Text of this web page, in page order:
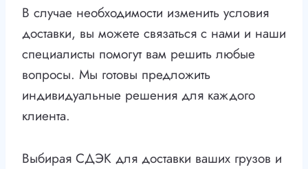
В случае необходимости изменить условия
доставки, вы можете связаться с нами и наши
специалисты помогут вам решить любые
вопросы. Мы готовы предложить
индивидуальные решения для каждого
клиента.
Выбирая СДЭК для доставки ваших грузов и